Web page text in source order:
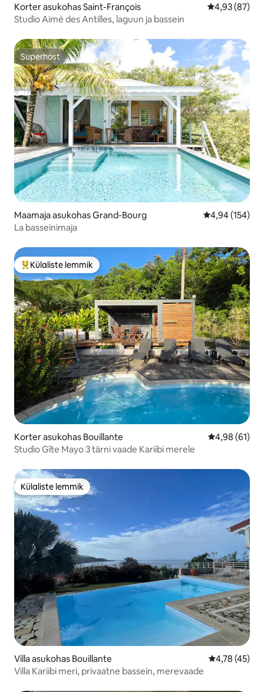
Korter asukohas Saint-François Keskmine
4,93 (87)
Studio Aimé des Antilles, laguun ja bassein
Superhost
Superhost
Maamaja asukohas Grand-Bourg Keskmine
4,94 (154)
La basseinimaja
Külaliste suur lemmik
Külaliste lemmik
Korter asukohas Bouillante Keskmine
4,98 (61)
Studio Gîte Mayo 3 tärni vaade Kariibi merele
Külaliste lemmik
Külaliste lemmik
Villa asukohas Bouillante Keskmine
4,78 (45)
Villa Kariibi meri, privaatne bassein, merevaade